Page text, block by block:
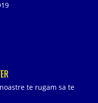
te rugam sa te